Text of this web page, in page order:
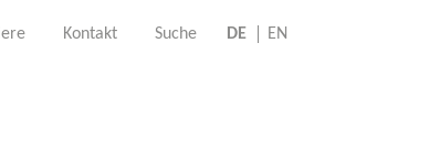
Kontakt Suche DE EN